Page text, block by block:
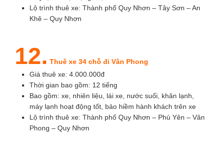
Lộ trình thuê xe: Thành phố Quy Nhơn – Tây Sơn – An
Khê – Quy Nhơn
12. Thuê xe 34 chỗ đi Vân Phong
Giá thuê xe: 4.000.000đ
Thời gian bao gồm: 12 tiếng
Bao gồm: xe, nhiên liệu, lái xe, nước suối, khăn lạnh,
máy lạnh hoạt động tốt, bảo hiềm hành khách trên xe
Lộ trình thuê xe: Thành phố Quy Nhơn – Phú Yên – Vân
Phong – Quy Nhơn